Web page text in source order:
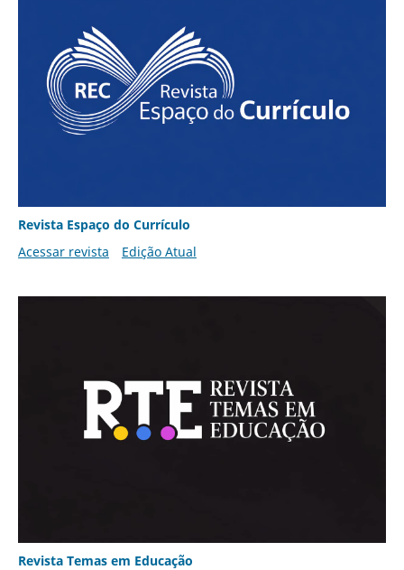
Revista Espaço do Currículo
Acessar revista
Edição Atual
Revista Temas em Educação